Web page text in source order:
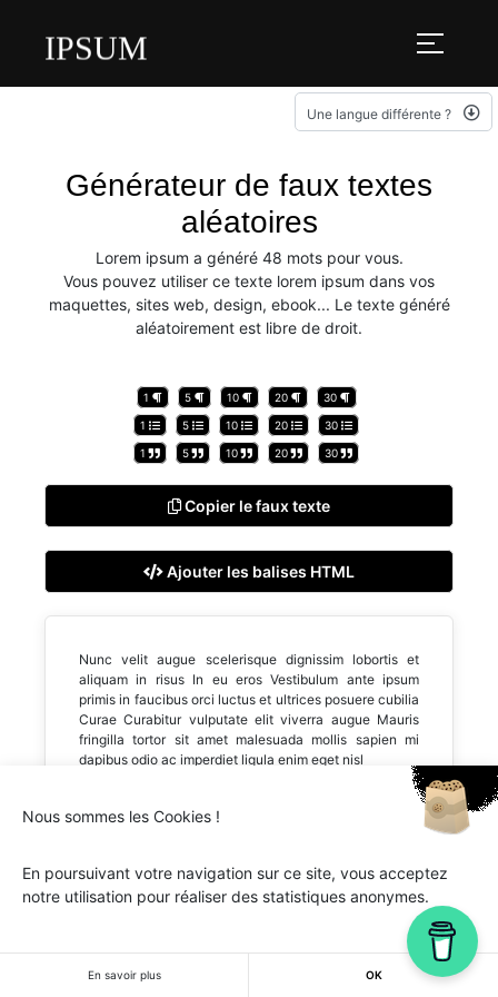
IPSUM
Une langue différente ?
Générateur de faux textes
aléatoires
Lorem ipsum a généré 48 mots pour vous.
Vous pouvez utiliser ce texte lorem ipsum dans vos
maquettes, sites web, design, ebook... Le texte généré
aléatoirement est libre de droit.
1 5 10 20 30
1 5 10 20 30
1 5 10 20 30
Copier le faux texte
Ajouter les balises HTML
Nunc velit augue scelerisque dignissim lobortis et
aliquam in risus In eu eros Vestibulum ante ipsum
primis in faucibus orci luctus et ultrices posuere cubilia
Curae Curabitur vulputate elit viverra augue Mauris
fringilla tortor sit amet malesuada mollis sapien mi
dapibus odio ac imperdiet ligula enim eget nisl
Ipsum.one © 2018-2026 - Tous droits réservés -Lorem
Nous sommes les Cookies !
En poursuivant votre navigation sur ce site, vous acceptez
notre utilisation pour réaliser des statistiques anonymes.
En savoir plus OK